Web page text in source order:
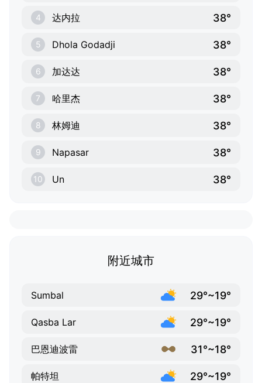
4 达内拉 38°
5 Dhola Godadji 38°
6 加达达 38°
7 哈里杰 38°
8 林姆迪 38°
9 Napasar 38°
10 Un 38°
附近城市
Sumbal 29°~19°
Qasba Lar 29°~19°
巴恩迪波雷 31°~18°
帕特坦 29°~19°